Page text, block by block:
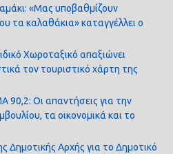
«Μας υποβαθμίζουν
τα καλαθάκια» καταγγέλλει ο
Χωροταξικό απαξιώνει
τον τουριστικό χάρτη της
90,2: Οι απαντήσεις για την
τα οικονομικά και το
Δημοτικής Αρχής για το Δημοτικό